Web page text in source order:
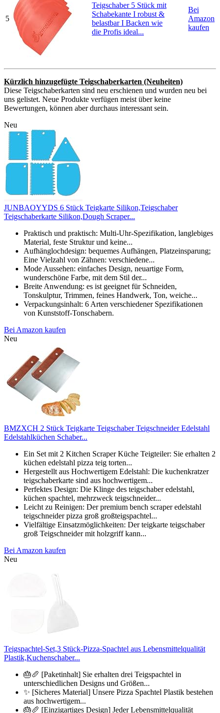
5
Teigschaber 5 Stück mit
Schabekante I robust &
belastbar I Backen wie
die Profis ideal...
Bei
Amazon
kaufen
Kürzlich hinzugefügte Teigschaberkarten (Neuheiten)
Diese Teigschaberkarten sind neu erschienen und wurden neu bei
uns gelistet. Neue Produkte verfügen meist über keine
Bewertungen, können aber durchaus interessant sein.
Neu
JUNBAOYYDS 6 Stück Teigkarte Silikon,Teigschaber
Teigschaberkarte Silikon,Dough Scraper...
Praktisch und praktisch: Multi-Uhr-Spezifikation, langlebiges
Material, feste Struktur und keine...
Aufhänglochdesign: bequemes Aufhängen, Platzeinsparung;
Eine Vielzahl von Zähnen: verschiedene...
Mode Aussehen: einfaches Design, neuartige Form,
wunderschöne Farbe, mit dem Stil der...
Breite Anwendung: es ist geeignet für Schneiden,
Tonskulptur, Trimmen, feines Handwerk, Ton, weiche...
Verpackungsinhalt: 6 Arten verschiedener Spezifikationen
von Kunststoff-Tonschabern.
Bei Amazon kaufen
Neu
BMZXCH 2 Stück Teigkarte Teigschaber Teigschneider Edelstahl
Edelstahlküchen Schaber...
Ein Set mit 2 Kitchen Scraper Küche Teigteiler: Sie erhalten 2
küchen edelstahl pizza teig torten...
Hergestellt aus Hochwertigem Edelstahl: Die kuchenkratzer
teigschaberkarte sind aus hochwertigem...
Perfektes Design: Die Klinge des teigschaber edelstahl,
küchen spachtel, mehrzweck teigschneider...
Leicht zu Reinigen: Der premium bench scraper edelstahl
teigschneider pizza groß großteigspachtel...
Vielfältige Einsatzmöglichkeiten: Der teigkarte teigschaber
groß Teigschneider mit holzgriff kann...
Bei Amazon kaufen
Neu
Teigspachtel-Set,3 Stück-Pizza-Spachtel aus Lebensmittelqualität
Plastik,Kuchenschaber...
🎂🥖 [Paketinhalt]​ Sie erhalten drei Teigspachtel in
unterschiedlichen Designs und Größen...
✨ [Sicheres Material]​ Unsere Pizza Spachtel Plastik bestehen
aus hochwertigem...
🎂🥖 [Einzigartiges Design]​ Jeder Lebensmittelqualität